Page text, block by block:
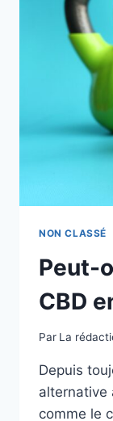
NON CLASSÉ
Peut-
CBD
Par La
Depuis
alternative
comme le